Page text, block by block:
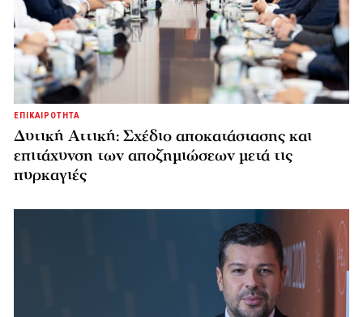
ΕΠΙΚΑΙΡΟΤΗΤΑ
Δυτική Αττική: Σχέδιο αποκατάστασης και
επιτάχυνση των αποζημιώσεων μετά τις
πυρκαγιές